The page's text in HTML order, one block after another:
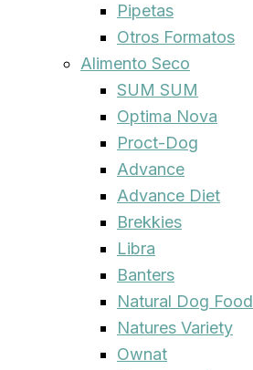
Pipetas
Otros Formatos
Alimento Seco
SUM SUM
Optima Nova
Proct-Dog
Advance
Advance Diet
Brekkies
Libra
Banters
Natural Dog Food
Natures Variety
Ownat